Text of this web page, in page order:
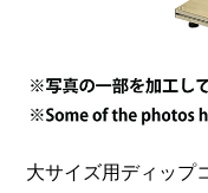
大サイズ用ディップ